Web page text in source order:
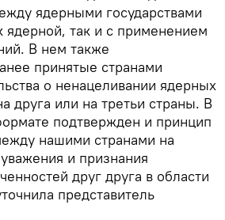
ядерными государствами
так и с применением
В нем также
принятые странами
о ненацеливании ядерных
друга или на третьи страны. В
подтвержден и принцип
нашими странами на
и признания
друг друга в области
представитель